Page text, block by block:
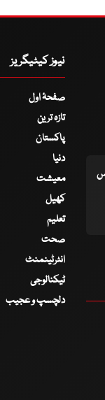
نیوز کیٹیگریز
صفحۂ اول
تازہ ترین
پاکستان
دنیا
معیشت
کھیل
تعلیم
صحت
انٹرٹینمنٹ
ٹیکنالوجی
دلچسپ و عجیب